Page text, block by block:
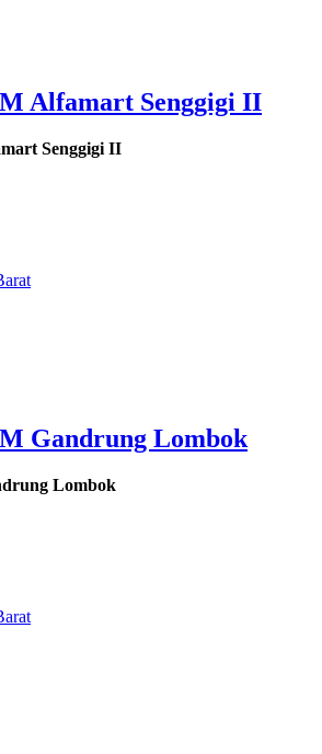
Alfamart Senggigi II
Senggigi II
Gandrung Lombok
Lombok